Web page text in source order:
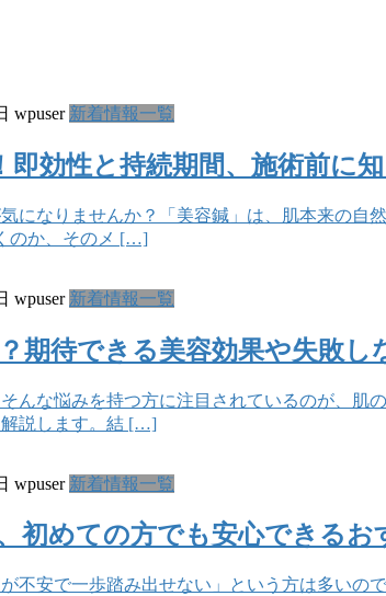
wpuser 新着情報一覧
効性と持続期間、施術前に
になりませんか？「美容鍼」は、肌本来の
のか、そのメ […]
wpuser 新着情報一覧
期待できる美容効果や失敗し
んな悩みを持つ方に注目されているのが、
解説します。結 […]
wpuser 新着情報一覧
初めての方でも安心できるお
不安で一歩踏み出せない」という方は多い